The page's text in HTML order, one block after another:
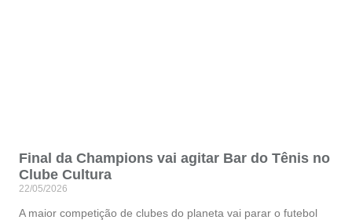
Final da Champions vai agitar Bar do Tênis no
Clube Cultura
22/05/2026
A maior competição de clubes do planeta vai parar o futebol